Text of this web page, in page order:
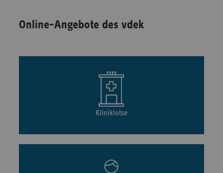
Online-Angebote des vdek
Kliniklotse